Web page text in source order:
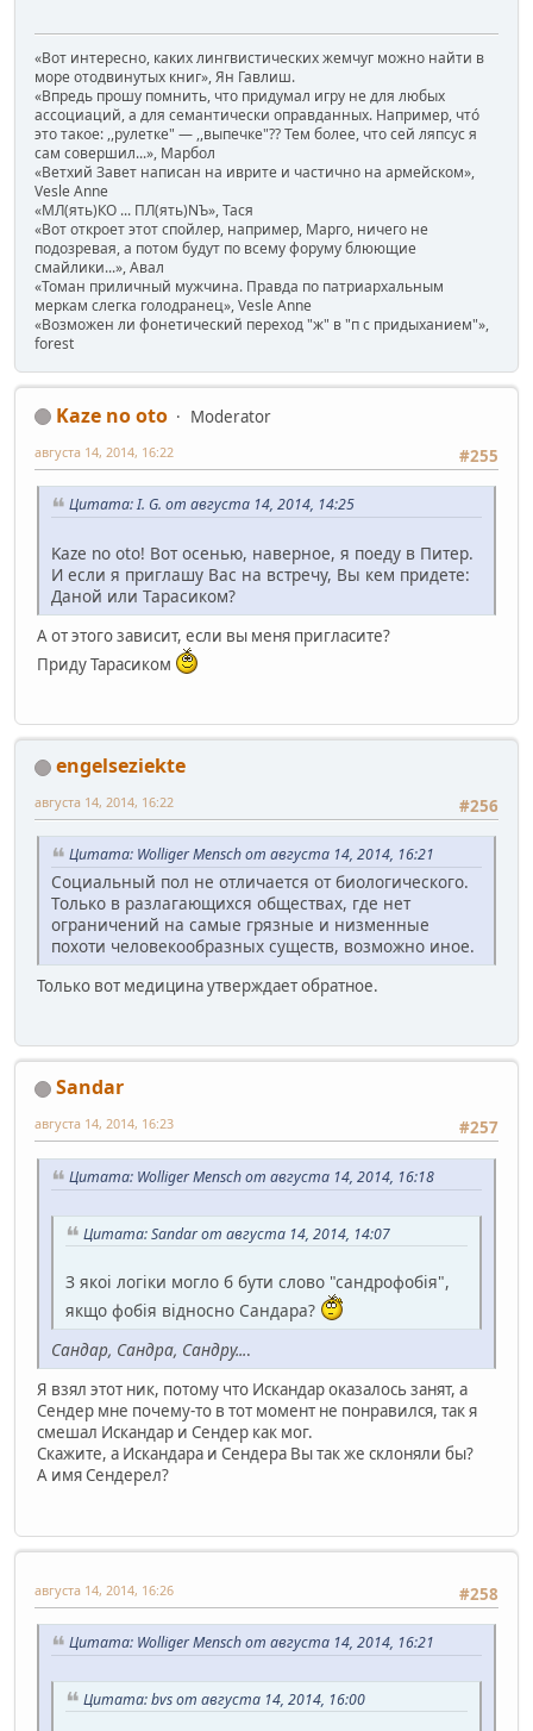
«Вот интересно, каких лингвистических жемчуг можно найти в
море отодвинутых книг», Ян Гавлиш.
«Впредь прошу помнить, что придумал игру не для любых
ассоциаций, а для семантически оправданных. Например, чтó
это такое: ,,рулетке" — ,,выпечке"?? Тем более, что сей ляпсус я
сам совершил...», Марбол
«Ветхий Завет написан на иврите и частично на армейском»,
Vesle Anne
«МЛ(ять)КО ... ПЛ(ять)NЪ», Тася
«Вот откроет этот спойлер, например, Марго, ничего не
подозревая, а потом будут по всему форуму блюющие
смайлики...», Авал
«Томан приличный мужчина. Правда по патриархальным
меркам слегка голодранец», Vesle Anne
«Возможен ли фонетический переход "ж" в "п с придыханием"»,
forest
Kaze no oto
Moderator
#255
августа 14, 2014, 16:22
Цитата: I. G. от августа 14, 2014, 14:25
Kaze no oto! Вот осенью, наверное, я поеду в Питер.
И если я приглашу Вас на встречу, Вы кем придете:
Даной или Тарасиком?
А от этого зависит, если вы меня пригласите?
Приду Тарасиком
engelseziekte
#256
августа 14, 2014, 16:22
Цитата: Wolliger Mensch от августа 14, 2014, 16:21
Социальный пол не отличается от биологического.
Только в разлагающихся обществах, где нет
ограничений на самые грязные и низменные
похоти человекообразных существ, возможно иное.
Только вот медицина утверждает обратное.
Sandar
#257
августа 14, 2014, 16:23
Цитата: Wolliger Mensch от августа 14, 2014, 16:18
Цитата: Sandar от августа 14, 2014, 14:07
З якоі логіки могло б бути слово "сандрофобія",
якщо фобія відносно Сандара?
Сандар, Сандра, Сандру....
Я взял этот ник, потому что Искандар оказалось занят, а
Сендер мне почему-то в тот момент не понравился, так я
смешал Искандар и Сендер как мог.
Скажите, а Искандара и Сендера Вы так же склоняли бы?
А имя Сендерел?
#258
августа 14, 2014, 16:26
Цитата: Wolliger Mensch от августа 14, 2014, 16:21
Цитата: bvs от августа 14, 2014, 16:00